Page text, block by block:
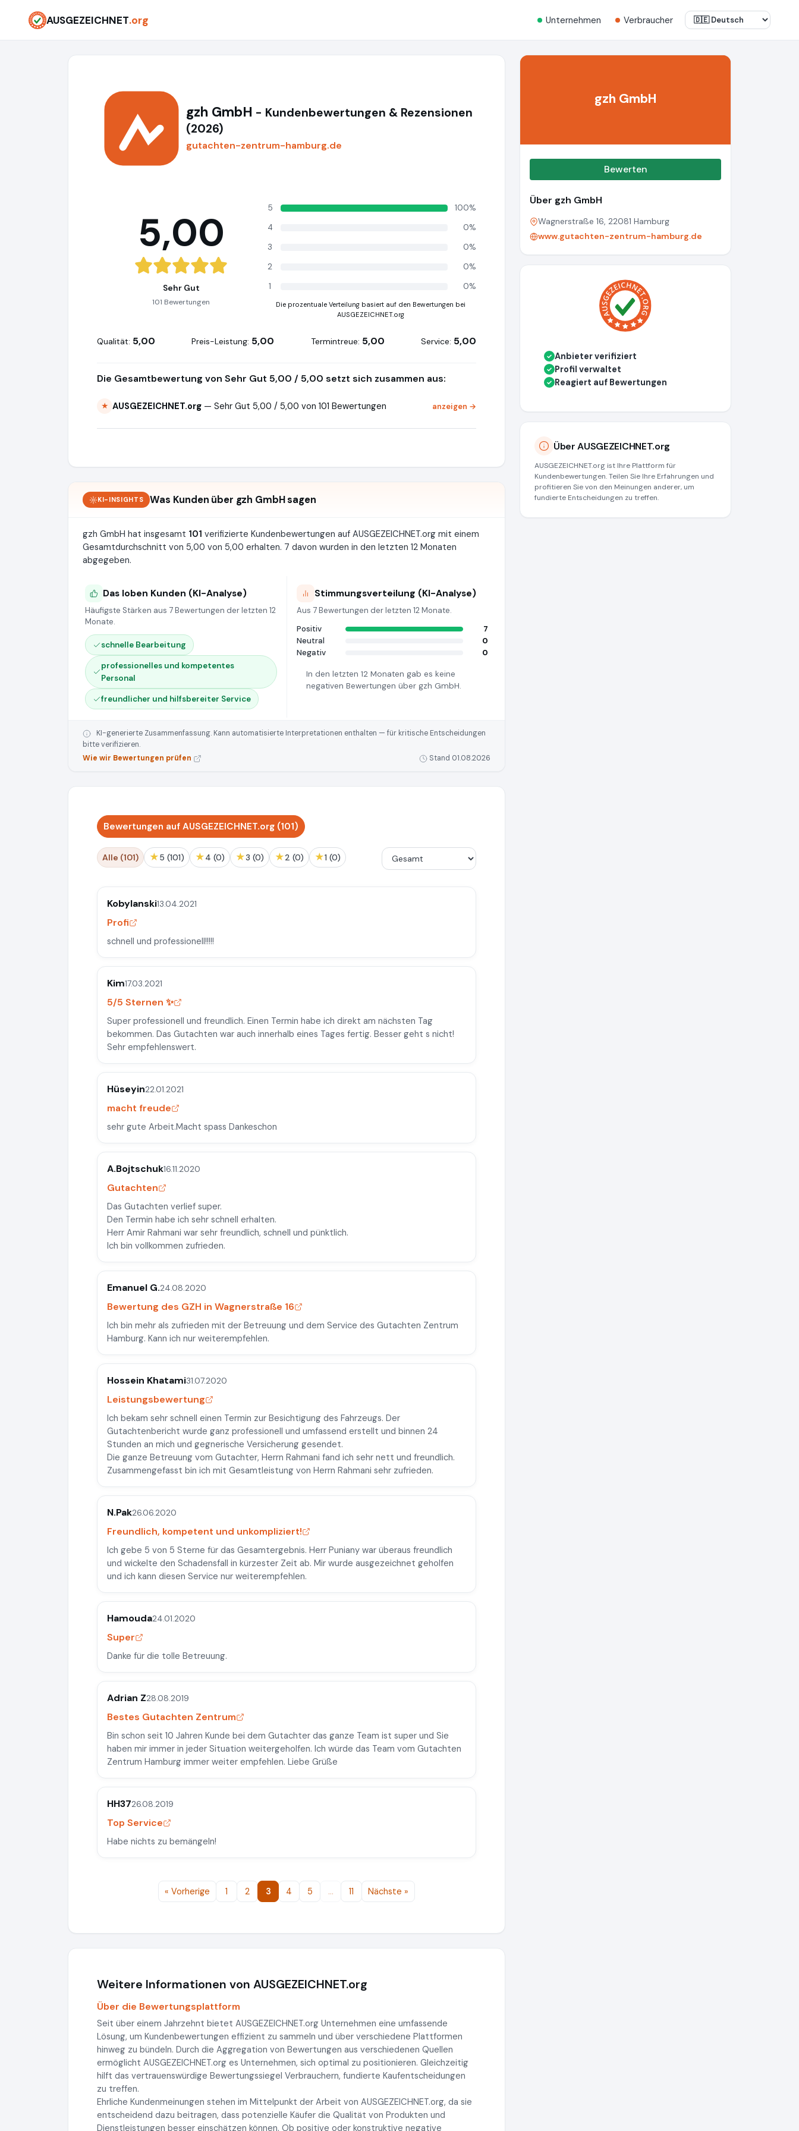
AUSGEZEICHNET.org Unternehmen Verbraucher
gzh GmbH - Kundenbewertungen & Rezensionen
(2026)
gutachten-zentrum-hamburg.de
5,00
Sehr Gut
101 Bewertungen
5
100%
4
0%
3
0%
2
0%
1
0%
Die prozentuale Verteilung basiert auf den Bewertungen bei
AUSGEZEICHNET.org
Qualität: 5,00 Preis-Leistung: 5,00 Termintreue: 5,00 Service: 5,00
Die Gesamtbewertung von Sehr Gut 5,00 / 5,00 setzt sich zusammen aus:
★ AUSGEZEICHNET.org — Sehr Gut 5,00 / 5,00 von 101 Bewertungen anzeigen →
KI-INSIGHTS Was Kunden über gzh GmbH sagen
gzh GmbH hat insgesamt 101 verifizierte Kundenbewertungen auf AUSGEZEICHNET.org mit einem
Gesamtdurchschnitt von 5,00 von 5,00 erhalten. 7 davon wurden in den letzten 12 Monaten
abgegeben.
Das loben Kunden (KI-Analyse)
Häufigste Stärken aus 7 Bewertungen der letzten 12
Monate.
schnelle Bearbeitung
professionelles und kompetentes
Personal
freundlicher und hilfsbereiter Service
Stimmungsverteilung (KI-Analyse)
Aus 7 Bewertungen der letzten 12 Monate.
Positiv
7
Neutral
0
Negativ
0
In den letzten 12 Monaten gab es keine
negativen Bewertungen über gzh GmbH.
KI-generierte Zusammenfassung. Kann automatisierte Interpretationen enthalten — für kritische Entscheidungen
bitte verifizieren.
Wie wir Bewertungen prüfen
Stand 01.08.2026
Bewertungen auf AUSGEZEICHNET.org (101)
Alle (101) ★ 5 (101) ★ 4 (0) ★ 3 (0) ★ 2 (0) ★ 1 (0)
Kobylanski13.04.2021
Profi
schnell und professionell!!!!!
Kim17.03.2021
5/5 Sternen ✨
Super professionell und freundlich. Einen Termin habe ich direkt am nächsten Tag
bekommen. Das Gutachten war auch innerhalb eines Tages fertig. Besser geht s nicht!
Sehr empfehlenswert.
Hüseyin22.01.2021
macht freude
sehr gute Arbeit.Macht spass Dankeschon
A.Bojtschuk16.11.2020
Gutachten
Das Gutachten verlief super.
Den Termin habe ich sehr schnell erhalten.
Herr Amir Rahmani war sehr freundlich, schnell und pünktlich.
Ich bin vollkommen zufrieden.
Emanuel G.24.08.2020
Bewertung des GZH in Wagnerstraße 16
Ich bin mehr als zufrieden mit der Betreuung und dem Service des Gutachten Zentrum
Hamburg. Kann ich nur weiterempfehlen.
Hossein Khatami31.07.2020
Leistungsbewertung
Ich bekam sehr schnell einen Termin zur Besichtigung des Fahrzeugs. Der
Gutachtenbericht wurde ganz professionell und umfassend erstellt und binnen 24
Stunden an mich und gegnerische Versicherung gesendet.
Die ganze Betreuung vom Gutachter, Herrn Rahmani fand ich sehr nett und freundlich.
Zusammengefasst bin ich mit Gesamtleistung von Herrn Rahmani sehr zufrieden.
N.Pak26.06.2020
Freundlich, kompetent und unkompliziert!
Ich gebe 5 von 5 Sterne für das Gesamtergebnis. Herr Puniany war überaus freundlich
und wickelte den Schadensfall in kürzester Zeit ab. Mir wurde ausgezeichnet geholfen
und ich kann diesen Service nur weiterempfehlen.
Hamouda24.01.2020
Super
Danke für die tolle Betreuung.
Adrian Z28.08.2019
Bestes Gutachten Zentrum
Bin schon seit 10 Jahren Kunde bei dem Gutachter das ganze Team ist super und Sie
haben mir immer in jeder Situation weitergeholfen. Ich würde das Team vom Gutachten
Zentrum Hamburg immer weiter empfehlen. Liebe Grüße
HH3726.08.2019
Top Service
Habe nichts zu bemängeln!
« Vorherige 1 2 3 4 5 … 11 Nächste »
Weitere Informationen von AUSGEZEICHNET.org
Über die Bewertungsplattform
Seit über einem Jahrzehnt bietet AUSGEZEICHNET.org Unternehmen eine umfassende
Lösung, um Kundenbewertungen effizient zu sammeln und über verschiedene Plattformen
hinweg zu bündeln. Durch die Aggregation von Bewertungen aus verschiedenen Quellen
ermöglicht AUSGEZEICHNET.org es Unternehmen, sich optimal zu positionieren. Gleichzeitig
hilft das vertrauenswürdige Bewertungssiegel Verbrauchern, fundierte Kaufentscheidungen
zu treffen.
Ehrliche Kundenmeinungen stehen im Mittelpunkt der Arbeit von AUSGEZEICHNET.org, da sie
entscheidend dazu beitragen, dass potenzielle Käufer die Qualität von Produkten und
Dienstleistungen besser einschätzen können. Ob positive oder konstruktive negative
gzh GmbH
Bewerten
Über gzh GmbH
Wagnerstraße 16, 22081 Hamburg
www.gutachten-zentrum-hamburg.de
✓ Anbieter verifiziert
✓ Profil verwaltet
✓ Reagiert auf Bewertungen
Über AUSGEZEICHNET.org
AUSGEZEICHNET.org ist Ihre Plattform für
Kundenbewertungen. Teilen Sie Ihre Erfahrungen und
profitieren Sie von den Meinungen anderer, um
fundierte Entscheidungen zu treffen.